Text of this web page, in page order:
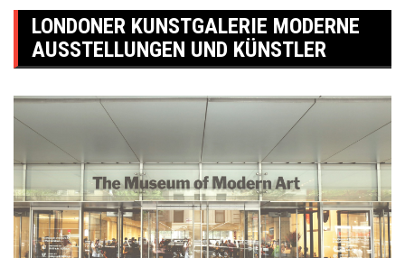
LONDONER KUNSTGALERIE MODERNE
AUSSTELLUNGEN UND KÜNSTLER